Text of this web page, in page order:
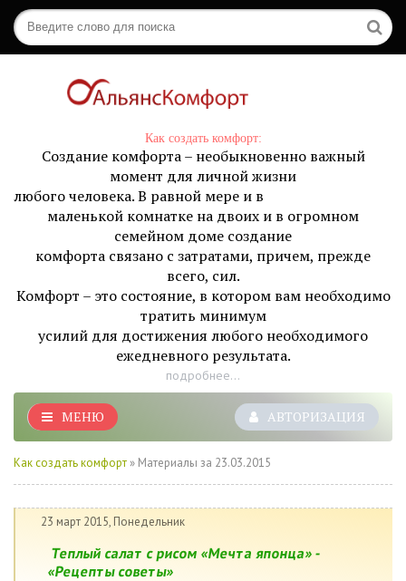
Как создать комфорт:
Создание комфорта – необыкновенно важный
момент для личной жизни
любого человека. В равной мере и в
маленькой комнатке на двоих и в огромном
семейном доме создание
комфорта связано с затратами, причем, прежде
всего, сил.
Комфорт – это состояние, в котором вам необходимо
тратить минимум
усилий для достижения любого необходимого
ежедневного результата.
подробнее...
АВТОРИЗАЦИЯ
МЕНЮ
Как создать комфорт » Материалы за 23.03.2015
23 март 2015, Понедельник
Теплый салат с рисом «Мечта японца» -
«Рецепты советы»